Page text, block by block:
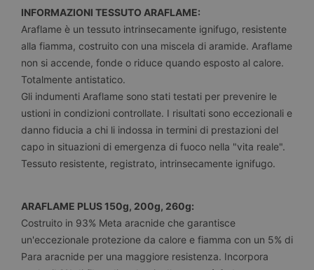
INFORMAZIONI TESSUTO ARAFLAME:
Araflame è un tessuto intrinsecamente ignifugo, resistente
alla fiamma, costruito con una miscela di aramide. Araflame
non si accende, fonde o riduce quando esposto al calore.
Totalmente antistatico.
Gli indumenti Araflame sono stati testati per prevenire le
ustioni in condizioni controllate. I risultati sono eccezionali e
danno fiducia a chi li indossa in termini di prestazioni del
capo in situazioni di emergenza di fuoco nella "vita reale".
Tessuto resistente, registrato, intrinsecamente ignifugo.
ARAFLAME PLUS 150g, 200g, 260g:
Costruito in 93% Meta aracnide che garantisce
un'eccezionale protezione da calore e fiamma con un 5% di
Para aracnide per una maggiore resistenza. Incorpora